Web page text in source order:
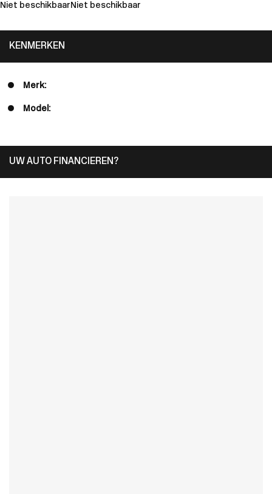
Niet beschikbaar Niet beschikbaar
KENMERKEN
Merk:
Model:
UW AUTO FINANCIEREN?